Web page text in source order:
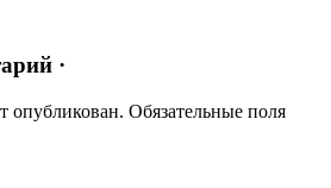
·
опубликован. Обязательные поля